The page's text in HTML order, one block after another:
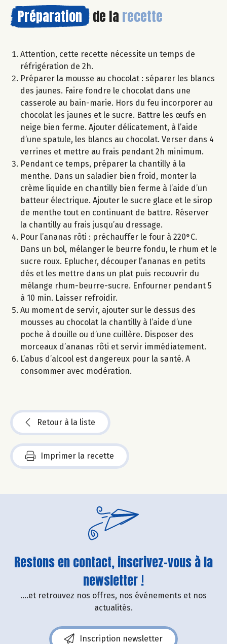
Préparation de la recette
Attention, cette recette nécessite un temps de
réfrigération de 2h.
Préparer la mousse au chocolat : séparer les blancs
des jaunes. Faire fondre le chocolat dans une
casserole au bain-marie. Hors du feu incorporer au
chocolat les jaunes et le sucre. Battre les œufs en
neige bien ferme. Ajouter délicatement, à l’aide
d’une spatule, les blancs au chocolat. Verser dans 4
verrines et mettre au frais pendant 2h minimum.
Pendant ce temps, préparer la chantilly à la
menthe. Dans un saladier bien froid, monter la
crème liquide en chantilly bien ferme à l’aide d’un
batteur électrique. Ajouter le sucre glace et le sirop
de menthe tout en continuant de battre. Réserver
la chantilly au frais jusqu’au dressage.
Pour l’ananas rôti : préchauffer le four à 220°C.
Dans un bol, mélanger le beurre fondu, le rhum et le
sucre roux. Eplucher, découper l’ananas en petits
dés et les mettre dans un plat puis recouvrir du
mélange rhum-beurre-sucre. Enfourner pendant 5
à 10 min. Laisser refroidir.
Au moment de servir, ajouter sur le dessus des
mousses au chocolat la chantilly à l’aide d’une
poche à douille ou d’une cuillère. Disposer des
morceaux d’ananas rôti et servir immédiatement.
L’abus d’alcool est dangereux pour la santé. A
consommer avec modération.
Retour à la liste
Imprimer la recette
Restons en contact, inscrivez-vous à la
newsletter !
....et retrouvez nos offres, nos événements et nos
actualités.
Inscription newsletter